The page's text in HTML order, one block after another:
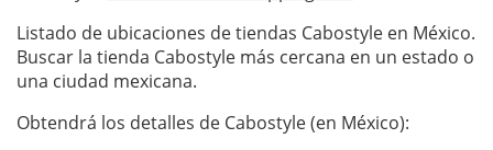
Listado de ubicaciones de tiendas Cabostyle en México.
Buscar la tienda Cabostyle más cercana en un estado o
una ciudad mexicana.
Obtendrá los detalles de Cabostyle (en México):